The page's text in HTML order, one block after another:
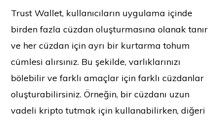
Trust Wallet, kullanıcıların uygulama içinde
birden fazla cüzdan oluşturmasına olanak tanır
ve her cüzdan için ayrı bir kurtarma tohum
cümlesi alırsınız. Bu şekilde, varlıklarınızı
bölebilir ve farklı amaçlar için farklı cüzdanlar
oluşturabilirsiniz. Örneğin, bir cüzdanı uzun
vadeli kripto tutmak için kullanabilirken, diğeri